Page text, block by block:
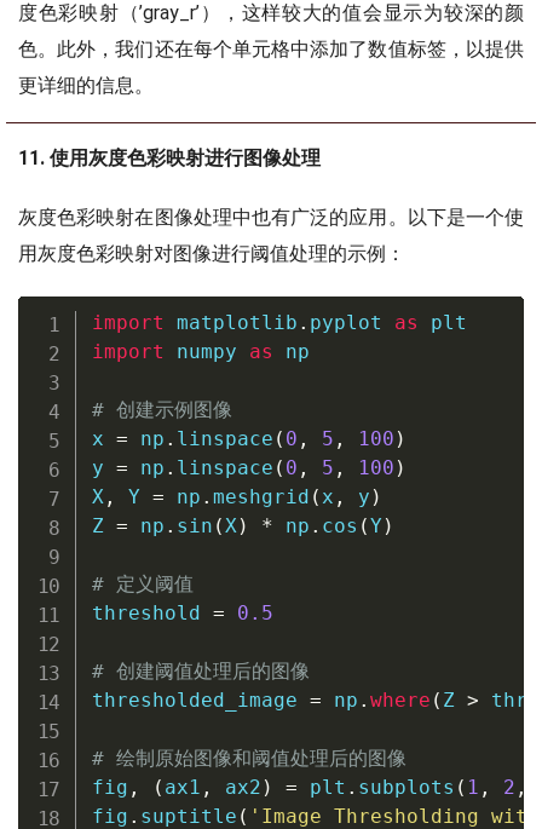
度色彩映射（’gray_r’），这样较大的值会显示为较深的颜
色。此外，我们还在每个单元格中添加了数值标签，以提供
更详细的信息。
11. 使用灰度色彩映射进行图像处理
灰度色彩映射在图像处理中也有广泛的应用。以下是一个使
用灰度色彩映射对图像进行阈值处理的示例：
import matplotlib . pyplot as
import numpy as np
# 创建示例图像
x = np . linspace ( 0 , 5 , 100 )
y = np . linspace ( 0 , 5 , 100 )
X, Y = np . meshgrid ( x , y )
Z = np . sin (X) * np . cos (Y )
# 定义阈值
threshold = 0.5
# 创建阈值处理后的图像
thresholded_image = np . where ( Z >
# 绘制原始图像和阈值处理后的图像
fig , ( ax1 , ax2 ) = plt . subplots ( 1 , 2 ,
fig . suptitle ( 'Image Thresholding